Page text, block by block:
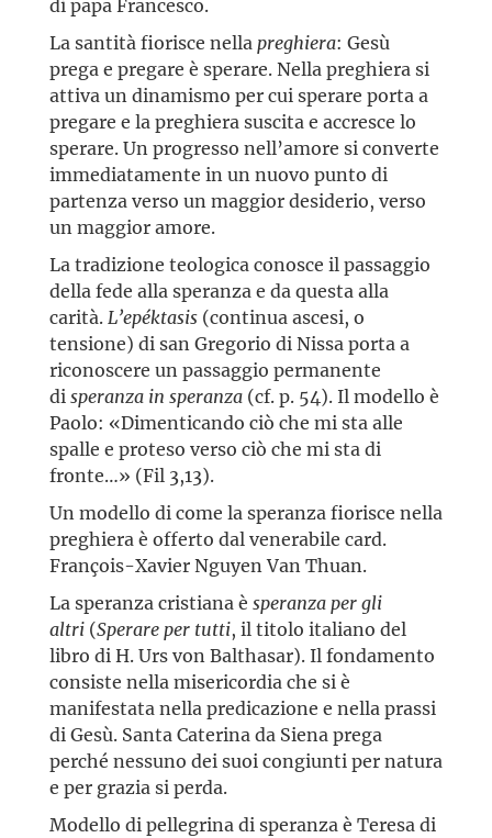
di papa Francesco.
La santità fiorisce nellapreghiera: Gesù
prega e pregare è sperare. Nella preghiera si
attiva un dinamismo per cui sperare porta a
pregare e la preghiera suscita e accresce lo
sperare. Un progresso nell’amore si converte
immediatamente in un nuovo punto di
partenza verso un maggior desiderio, verso
un maggior amore.
La tradizione teologica conosce il passaggio
della fede alla speranza e da questa alla
carità.L’epéktasis (continua ascesi, o
tensione) di san Gregorio di Nissa porta a
riconoscere un passaggio permanente
disperanza in speranza (cf. p. 54). Il modello è
Paolo: «Dimenticando ciò che mi sta alle
spalle e proteso verso ciò che mi sta di
fronte…» (Fil 3,13).
Un modello di come la speranza fiorisce nella
preghiera è offerto dal venerabile card.
François-Xavier Nguyen Van Thuan.
La speranza cristiana è speranza per gli
altri (Sperare per tutti, il titolo italiano del
libro di H. Urs von Balthasar). Il fondamento
consiste nella misericordia che si è
manifestata nella predicazione e nella prassi
di Gesù. Santa Caterina da Siena prega
perché nessuno dei suoi congiunti per natura
e per grazia si perda.
Modello di pellegrina di speranza è Teresa di